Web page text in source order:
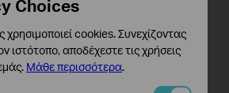
Choices
χρησιμοποιεί cookies. Συνεχίζοντας
ιστότοπο, αποδέχεστε τις χρήσεις
Μάθε περισσότερα.